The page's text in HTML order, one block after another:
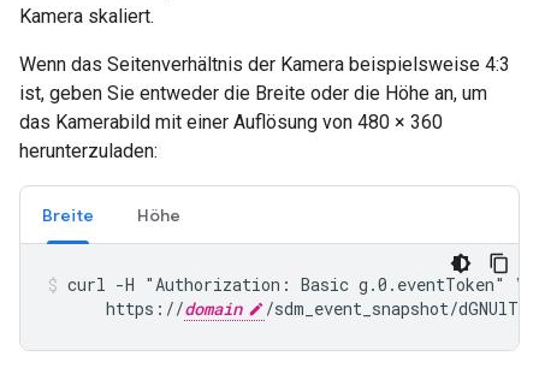
Kamera skaliert.
Wenn das Seitenverhältnis der Kamera beispielsweise 4:3
ist, geben Sie entweder die Breite oder die Höhe an, um
das Kamerabild mit einer Auflösung von 480 × 360
herunterzuladen:
Breite Höhe
curl -H "Authorization: Basic g.0.eventToken" \
      https://
domain /sdm_event_snapshot/